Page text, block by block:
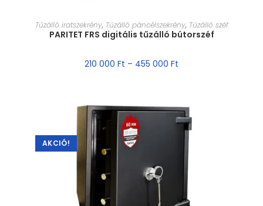
MÉRET VÁLASZTÁSA
Tűzálló iratszekrény, Tűzálló páncélszekrény, Tűzálló széf
PARITET FRS digitális tűzálló bútorszéf
210 000 Ft – 455 000 Ft
AKCIÓ!